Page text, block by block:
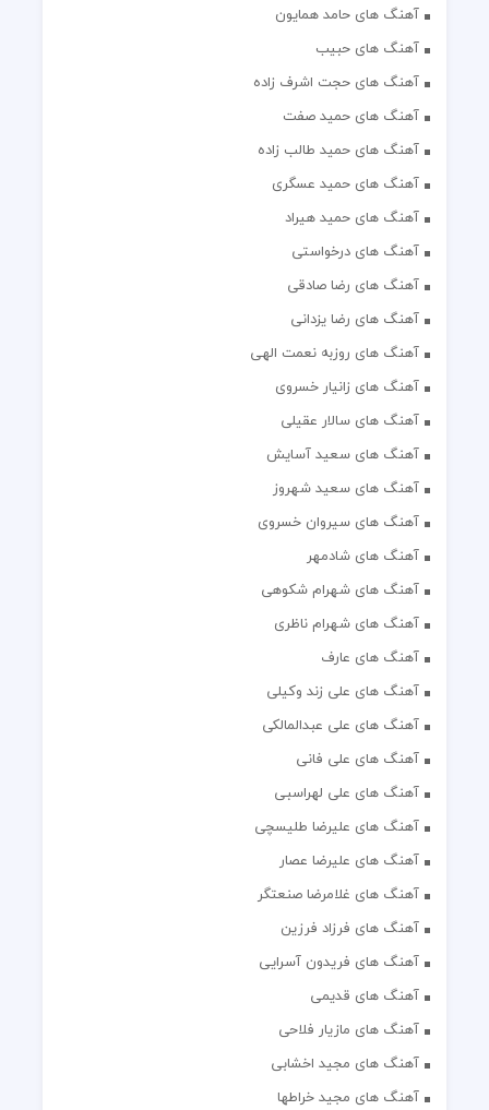
آهنگ های حامد همایون
آهنگ های حبیب
آهنگ های حجت اشرف زاده
آهنگ های حمید صفت
آهنگ های حمید طالب زاده
آهنگ های حمید عسگری
آهنگ های حمید هیراد
آهنگ های درخواستی
آهنگ های رضا صادقی
آهنگ های رضا یزدانی
آهنگ های روزبه نعمت الهی
آهنگ های زانیار خسروی
آهنگ های سالار عقیلی
آهنگ های سعید آسایش
آهنگ های سعید شهروز
آهنگ های سیروان خسروی
آهنگ های شادمهر
آهنگ های شهرام شکوهی
آهنگ های شهرام ناظری
آهنگ های عارف
آهنگ های علی زند وکیلی
آهنگ های علی عبدالمالکی
آهنگ های علی فانی
آهنگ های علی لهراسبی
آهنگ های علیرضا طلیسچی
آهنگ های علیرضا عصار
آهنگ های غلامرضا صنعتگر
آهنگ های فرزاد فرزین
آهنگ های فریدون آسرایی
آهنگ های قدیمی
آهنگ های مازیار فلاحی
آهنگ های مجید اخشابی
آهنگ های مجید خراطها